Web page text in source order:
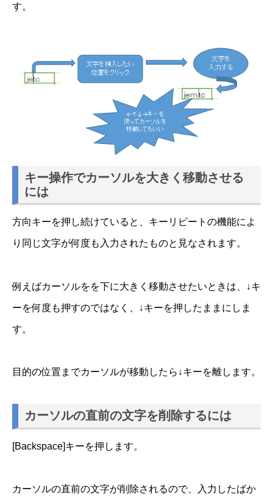
す。
キー操作でカーソルを大きく移動させる
には
方向キーを押し続けていると、キーリピートの機能によ
り同じ文字が何度も入力されたものと見なされます。
例えばカーソルをを下に大きく移動させたいときは、↓キ
ーを何度も押すのではなく、↓キーを押したままにしま
す。
目的の位置までカーソルが移動したら↓キーを離します。
カーソルの直前の文字を削除するには
[Backspace]キーを押します。
カーソルの直前の文字が削除されるので、入力したばか